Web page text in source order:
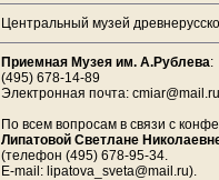
Центральный музей
Приемная Музея им. А.Рублева:
(495) 678-14-89
Электронная почта: cmiar@mail.ru
По всем вопросам в связи с
Липатовой Светлане
(телефон (495) 678-95-34.
E-mail: lipatova_sveta@mail.ru).